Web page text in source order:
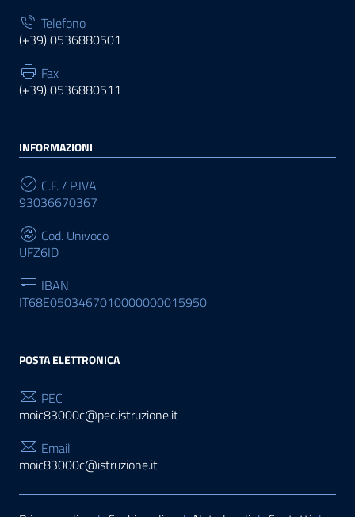
Telefono
(+39) 0536880501
Fax
(+39) 0536880511
INFORMAZIONI
C.F. / P.IVA
93036670367
Cod. Univoco
UFZ6ID
IBAN
IT68E0503467010000000015950
POSTA ELETTRONICA
PEC
moic83000c@pec.istruzione.it
Email
moic83000c@istruzione.it